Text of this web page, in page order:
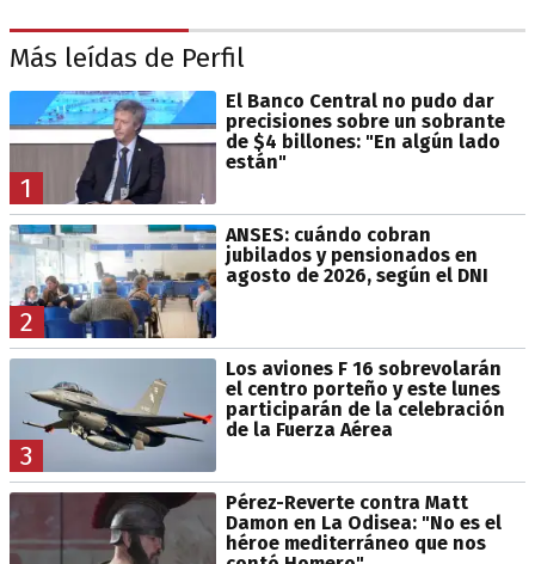
Más leídas de Perfil
1
El Banco Central no pudo dar
precisiones sobre un sobrante
de $4 billones: "En algún lado
están"
2
ANSES: cuándo cobran
jubilados y pensionados en
agosto de 2026, según el DNI
3
Los aviones F 16 sobrevolarán
el centro porteño y este lunes
participarán de la celebración
de la Fuerza Aérea
Pérez-Reverte contra Matt
Damon en La Odisea: "No es el
héroe mediterráneo que nos